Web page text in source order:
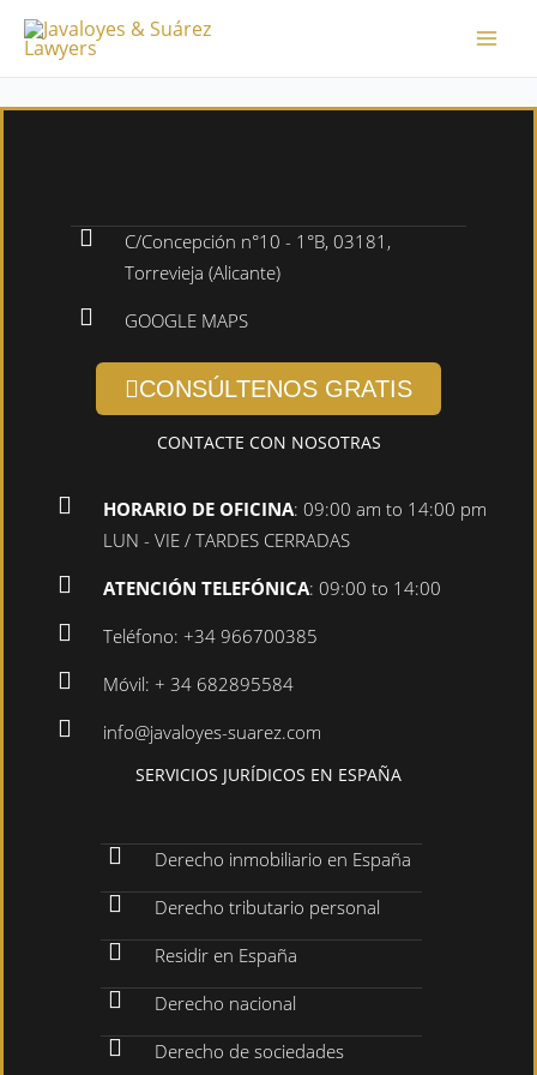
C/Concepción n°10 - 1°B, 03181,
Torrevieja (Alicante)
GOOGLE MAPS
CONSÚLTENOS GRATIS
CONTACTE CON NOSOTRAS
HORARIO DE OFICINA: 09:00 am to 14:00 pm
LUN - VIE / TARDES CERRADAS
ATENCIÓN TELEFÓNICA: 09:00 to 14:00
Teléfono: +34 966700385
Móvil: + 34 682895584
info@javaloyes-suarez.com
SERVICIOS JURÍDICOS EN ESPAÑA
Derecho inmobiliario en España
Derecho tributario personal
Residir en España
Derecho nacional
Derecho de sociedades